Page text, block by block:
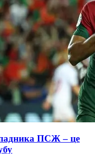
ПСЖ – це